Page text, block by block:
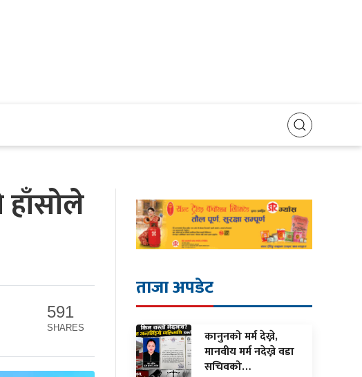
हाँसोले
591
SHARES
ताजा अपडेट
कानुनको मर्म देख्ने,
मानवीय मर्म नदेख्ने वडा
सचिवको…